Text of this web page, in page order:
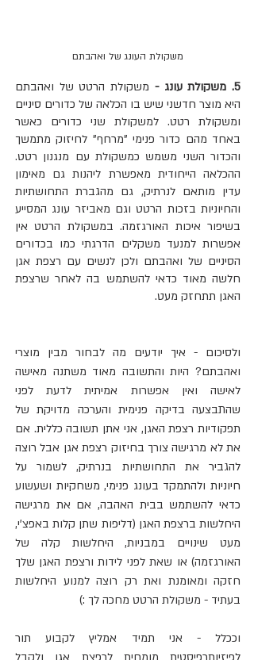
משקולת העונג של ואהבתם
5. משקולת עונג -
האגן תתחזק מעט.
בעתיד - משקולת הרטט מחכה לך :)